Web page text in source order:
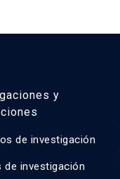
y
de investigación
de investigación